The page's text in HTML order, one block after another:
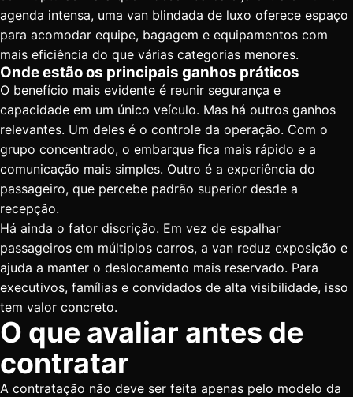
agenda intensa, uma van blindada de luxo oferece espaço
para acomodar equipe, bagagem e equipamentos com
mais eficiência do que várias categorias menores.
Onde estão os principais ganhos práticos
O benefício mais evidente é reunir segurança e
capacidade em um único veículo. Mas há outros ganhos
relevantes. Um deles é o controle da operação. Com o
grupo concentrado, o embarque fica mais rápido e a
comunicação mais simples. Outro é a experiência do
passageiro, que percebe padrão superior desde a
recepção.
Há ainda o fator discrição. Em vez de espalhar
passageiros em múltiplos carros, a van reduz exposição e
ajuda a manter o deslocamento mais reservado. Para
executivos, famílias e convidados de alta visibilidade, isso
tem valor concreto.
O que avaliar antes de
contratar
A contratação não deve ser feita apenas pelo modelo da